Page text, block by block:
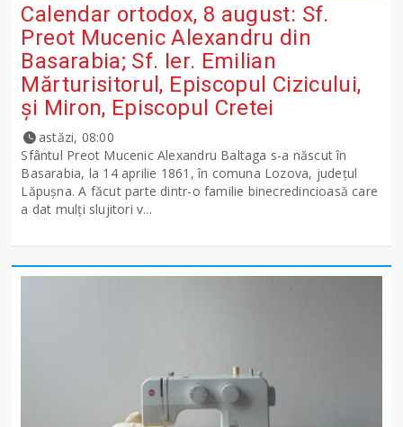
Calendar ortodox, 8 august: Sf.
Preot Mucenic Alexandru din
Basarabia; Sf. Ier. Emilian
Mărturisitorul, Episcopul Cizicului,
şi Miron, Episcopul Cretei
astăzi, 08:00
Sfântul Preot Mucenic Alexandru Baltaga s-a născut în
Basarabia, la 14 aprilie 1861, în comuna Lozova, județul
Lăpușna. A făcut parte dintr-o familie binecredincioasă care
a dat mulți slujitori v...